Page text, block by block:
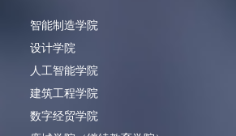
智能制造学院
设计学院
人工智能学院
建筑工程学院
数字经贸学院